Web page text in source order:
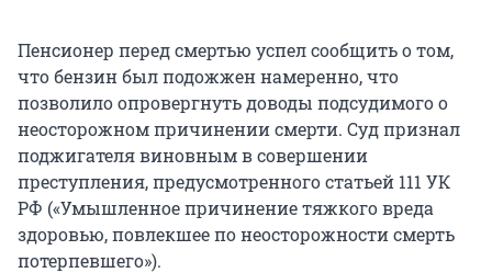
Пенсионер перед смертью успел сообщить о том,
что бензин был подожжен намеренно, что
позволило опровергнуть доводы подсудимого о
неосторожном причинении смерти. Суд признал
поджигателя виновным в совершении
преступления, предусмотренного статьей 111 УК
РФ («Умышленное причинение тяжкого вреда
здоровью, повлекшее по неосторожности смерть
потерпевшего»).